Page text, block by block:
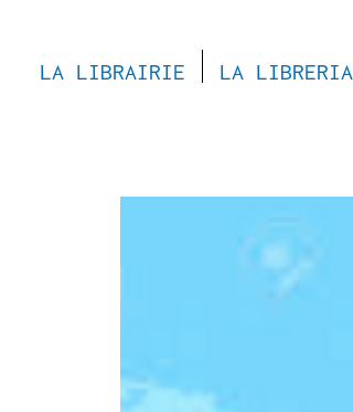
LA LIBRAIRIE LA LIBRERIA